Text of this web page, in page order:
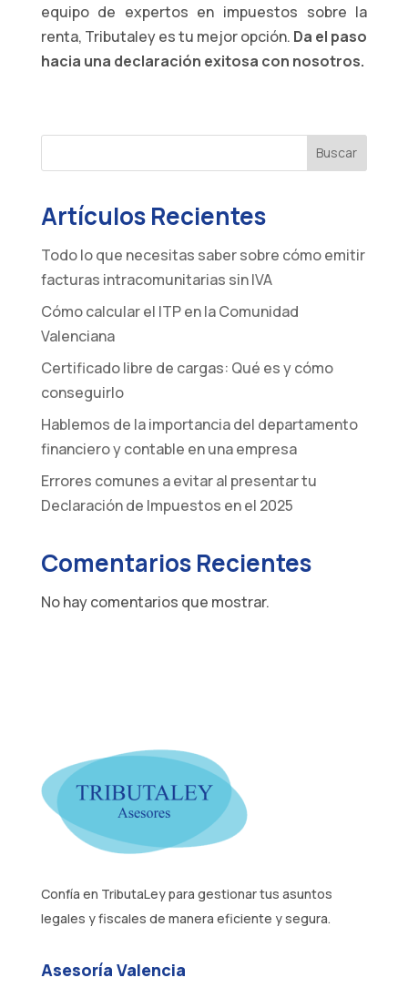
equipo de expertos en impuestos sobre la
renta, Tributaley es tu mejor opción. Da el paso
hacia una declaración exitosa con nosotros.
Buscar
Artículos Recientes
Todo lo que necesitas saber sobre cómo emitir
facturas intracomunitarias sin IVA
Cómo calcular el ITP en la Comunidad
Valenciana
Certificado libre de cargas: Qué es y cómo
conseguirlo
Hablemos de la importancia del departamento
financiero y contable en una empresa
Errores comunes a evitar al presentar tu
Declaración de Impuestos en el 2025
Comentarios Recientes
No hay comentarios que mostrar.
Confía en TributaLey para gestionar tus asuntos
legales y fiscales de manera eficiente y segura.
Asesoría Valencia